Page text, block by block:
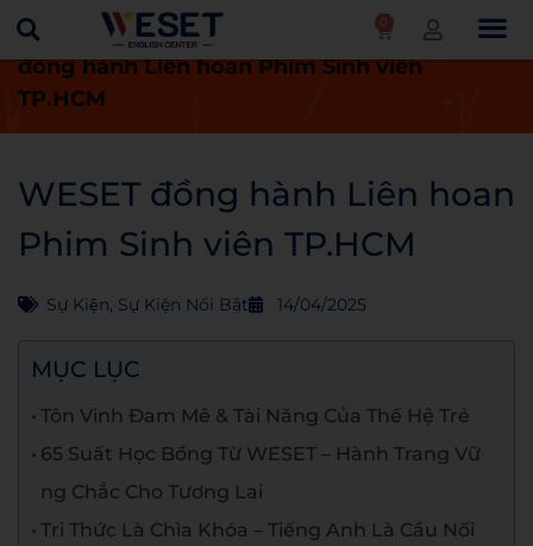
0
Trang chủ Tin tức Sự kiện
WESET
đồng hành Liên hoan Phim Sinh viên
TP.HCM
WESET đồng hành Liên hoan
Phim Sinh viên TP.HCM
Sự Kiện, Sự Kiện Nổi Bật 14/04/2025
MỤC LỤC
Tôn Vinh Đam Mê & Tài Năng Của Thế Hệ Trẻ
65 Suất Học Bổng Từ WESET – Hành Trang Vữ
ng Chắc Cho Tương Lai
Tri Thức Là Chìa Khóa – Tiếng Anh Là Cầu Nối